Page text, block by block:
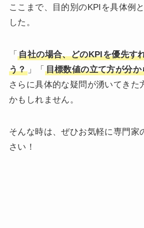
ここまで、目的別のKPIを具体例
した。
「自社の場合、どのKPIを優先す
う？」「 目標数値の立て方が分
さらに具体的な疑問が湧いてきた
かもしれません。
そんな時は、ぜひお気軽に専門家
さい！